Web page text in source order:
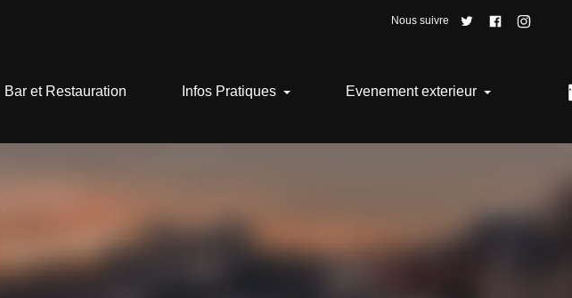
Nous suivre
Bar et Restauration Infos Pratiques Evenement exterieur